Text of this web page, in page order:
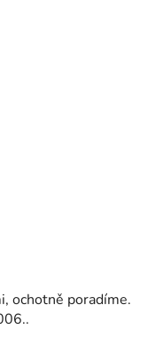
ochotně poradíme.